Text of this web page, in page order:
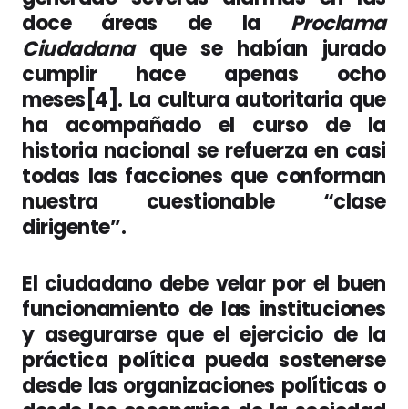
doce áreas de la Proclama
Ciudadanaque se habían jurado
cumplir hace apenas ocho
meses[4]. La cultura autoritaria que
ha acompañado el curso de la
historia nacional se refuerza en casi
todas las facciones que conforman
nuestra cuestionable “clase
dirigente”.
El ciudadano debe velar por el buen
funcionamiento de las instituciones
y asegurarse que el ejercicio de la
práctica política pueda sostenerse
desde las organizaciones políticas o